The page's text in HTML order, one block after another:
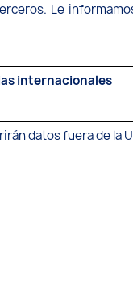
Le
internacionales
datos fuera de la